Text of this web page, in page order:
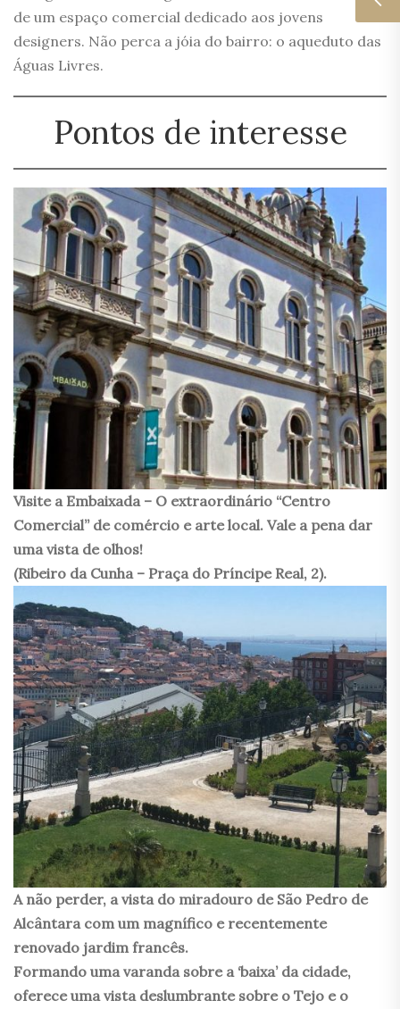
de um espaço comercial dedicado aos jovens
designers. Não perca a jóia do bairro: o aqueduto das
Águas Livres.
Pontos de interesse
Visite a Embaixada – O extraordinário “Centro
Comercial” de comércio e arte local. Vale a pena dar
uma vista de olhos!
(Ribeiro da Cunha – Praça do Príncipe Real, 2).
A não perder, a vista do miradouro de São Pedro de
Alcântara com um magnífico e recentemente
renovado jardim francês.
Formando uma varanda sobre a ‘baixa’ da cidade,
oferece uma vista deslumbrante sobre o Tejo e o